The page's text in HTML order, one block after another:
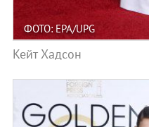
ФОТО: EPA/UPG
Кейт Хадсон